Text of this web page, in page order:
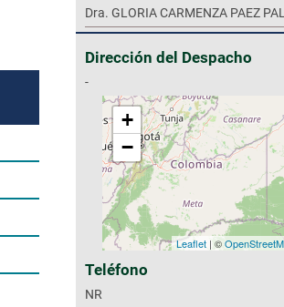
Dra. GLORIA CARMENZA PAEZ
Dirección del Despacho
-
+
−
Leaflet | ©
Teléfono
NR